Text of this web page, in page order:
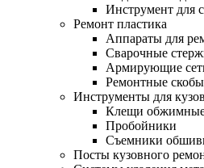
Инструмент для
Ремонт пластика
Аппараты для
Сварочные
Армирующие
Ремонтные скобы
Инструменты для
Клещи
Пробойники
Съемники
Посты кузовного